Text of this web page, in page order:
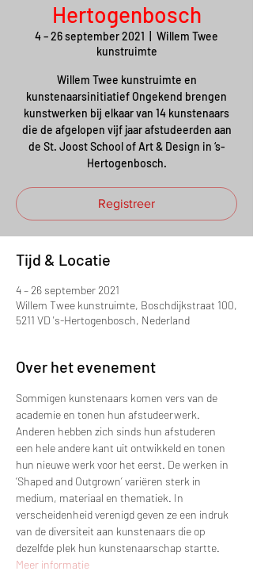
Hertogenbosch
4 – 26 september 2021
Willem Twee
kunstruimte
Willem Twee kunstruimte en
kunstenaarsinitiatief Ongekend brengen
kunstwerken bij elkaar van 14 kunstenaars
die de afgelopen vijf jaar afstudeerden aan
de St. Joost School of Art & Design in ‘s-
Hertogenbosch.
Registreer
Tijd & Locatie
4 – 26 september 2021
Willem Twee kunstruimte, Boschdijkstraat 100,
5211 VD 's-Hertogenbosch, Nederland
Over het evenement
Sommigen kunstenaars komen vers van de
academie en tonen hun afstudeerwerk.
Anderen hebben zich sinds hun afstuderen
een hele andere kant uit ontwikkeld en tonen
hun nieuwe werk voor het eerst. De werken in
‘Shaped and Outgrown’ variëren sterk in
medium, materiaal en thematiek. In
verscheidenheid verenigd geven ze een indruk
van de diversiteit aan kunstenaars die op
dezelfde plek hun kunstenaarschap startte.
Meer informatie